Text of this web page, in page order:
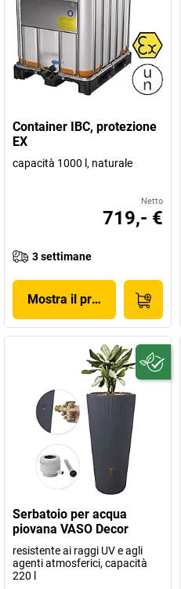
Container IBC, protezione
EX
capacità 1000 l, naturale
Netto
719,- €
3 settimane
Mostra il prodotto
Serbatoio per acqua
piovana VASO Decor
resistente ai raggi UV e agli
agenti atmosferici, capacità
220 l